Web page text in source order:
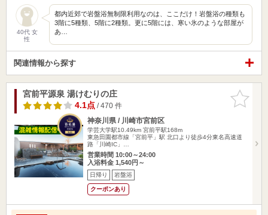
40代 女
性
都内近郊で岩盤浴無制限利用なのは、ここだけ！岩盤浴の種類も
3階に5種類、5階に2種類。更に5階には、寒い氷のような部屋が
あ…
関連情報から探す
お気に入
りに追加
宮前平源泉 湯けむりの庄
4.1点/ 470 件
神奈川県 / 川崎市宮前区
学芸大学駅10.49km 宮前平駅168m
東急田園都市線「宮前平」駅 北口より徒歩4分東名高速道
路「川崎IC」…
営業時間 10:00～24:00
入浴料金 1,540円～
日帰り 岩盤浴
クーポンあり